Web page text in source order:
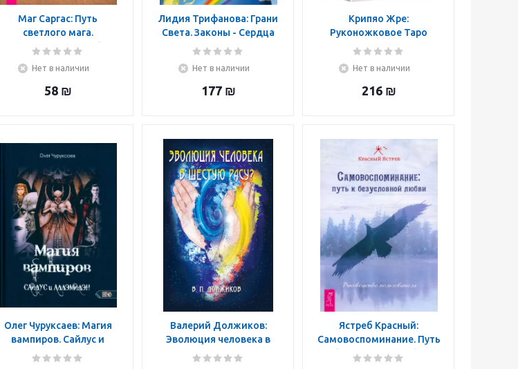
Маг Саргас: Путь
светлого мага.
Практическое пособие
Нет в наличии
58₪
Лидия Трифанова: Грани
Света. Законы - Сердца
Ипостась
Нет в наличии
177₪
Крипяо Жре:
Руконожковое Таро
Нет в наличии
216₪
Олег Чуруксаев: Магия
вампиров. Сайлус и
Аллэмилэн
Валерий Должиков:
Эволюция человека в
шестую расу?
Ястреб Красный:
Самовоспоминание. Путь
к безусловной любви.